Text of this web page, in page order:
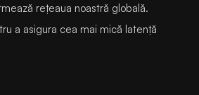
rețeaua noastră globală.
a asigura cea mai mică latență